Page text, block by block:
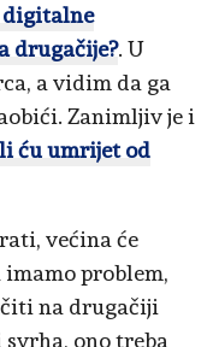
drugačije?. U
a vidim da ga
Zanimljiv je i
ću umrijet od
većina će
problem,
na drugačiji
svrha, ono treba